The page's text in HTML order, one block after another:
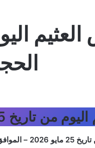
الحجة 1447 عروض
الموافق 8 ذي الحجة 1447 عروض الاثنين الطازج
الحجة 1447